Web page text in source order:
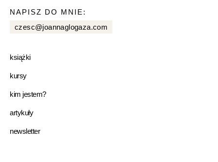
NAPISZ DO MNIE:
czesc@joannaglogaza.com
książki
kursy
kim jestem?
artykuły
newsletter